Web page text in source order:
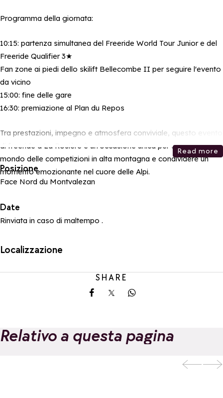
Programma della giornata:
10:15: partenza simultanea del Freeride World Tour Junior e del
Freeride Qualifier 3★
Fan zone ai piedi dello skilift Bellecombe II per seguire l'evento
da vicino
15:00: fine delle gare
16:30: premiazione al Plan du Repos
Tra prestazioni, impegno e atmosfera conviviale, questo evento
di freeride a La Rosière è un'occasione unica per scoprire il
mondo delle competizioni in alta montagna e condividere un
momento emozionante nel cuore delle Alpi.
Read more
Posizione
Face Nord du Montvalezan
Date
Rinviata in caso di maltempo .
Localizzazione
SHARE
Share on Facebook
Share on X
Share on Whatsapp
Relativo a questa pagina